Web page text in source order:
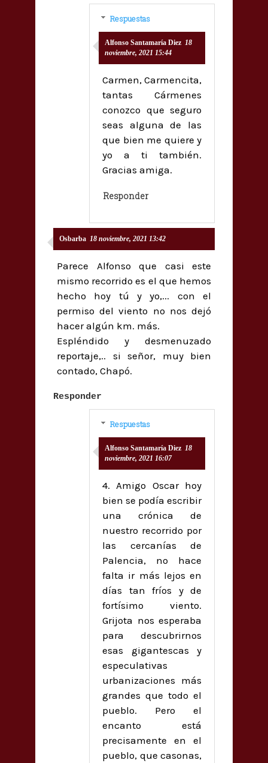
Respuestas
Alfonso Santamaría Diez 18
noviembre, 2021 15:44
Carmen, Carmencita,
tantas Cármenes
conozco que seguro
seas alguna de las
que bien me quiere y
yo a ti también.
Gracias amiga.
Responder
Osbarba 18 noviembre, 2021 13:42
Parece Alfonso que casi este
mismo recorrido es el que hemos
hecho hoy tú y yo,... con el
permiso del viento no nos dejó
hacer algún km. más.
Espléndido y desmenuzado
reportaje,.. si señor, muy bien
contado, Chapó.
Responder
Respuestas
Alfonso Santamaría Diez 18
noviembre, 2021 16:07
4. Amigo Oscar hoy
bien se podía escribir
una crónica de
nuestro recorrido por
las cercanías de
Palencia, no hace
falta ir más lejos en
días tan fríos y de
fortísimo viento.
Grijota nos esperaba
para descubrirnos
esas gigantescas y
especulativas
urbanizaciones más
grandes que todo el
pueblo. Pero el
encanto está
precisamente en el
pueblo, que casonas,